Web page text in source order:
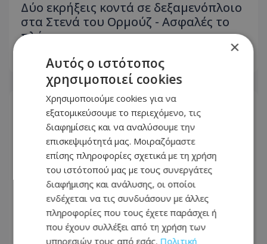
Δύο εκρήξεις κοντά σε δεξαμενόπλοιο
στα Στενά του Ορμούζ - Ασφαλές το
πλήρωμα
06.08.2026 - 06:45
×
Αυτός ο ιστότοπος
χρησιμοποιεί cookies
Χρησιμοποιούμε cookies για να
εξατομικεύσουμε το περιεχόμενο, τις
διαφημίσεις και να αναλύσουμε την
επισκεψιμότητά μας. Μοιραζόμαστε
επίσης πληροφορίες σχετικά με τη χρήση
του ιστότοπού μας με τους συνεργάτες
διαφήμισης και ανάλυσης, οι οποίοι
ενδέχεται να τις συνδυάσουν με άλλες
πληροφορίες που τους έχετε παράσχει ή
που έχουν συλλέξει από τη χρήση των
υπηρεσιών τους από εσάς. Πολιτική